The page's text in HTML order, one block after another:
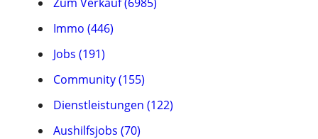
Immo (446)
Jobs (191)
Community (155)
Dienstleistungen (122)
Aushilfsjobs (70)